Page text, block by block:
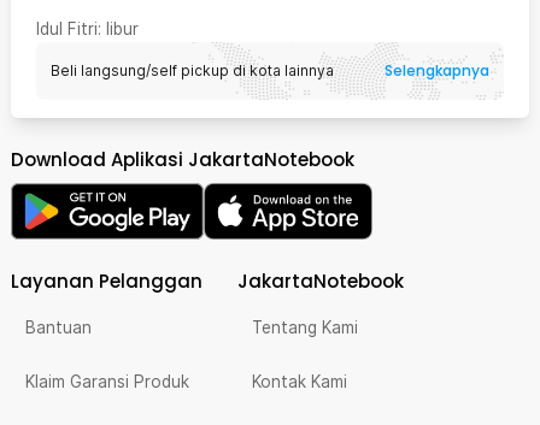
Idul Fitri: libur
Beli langsung/self pickup di kota lainnya Selengkapnya
Download Aplikasi JakartaNotebook
Layanan Pelanggan
Bantuan
Klaim Garansi Produk
JakartaNotebook
Tentang Kami
Kontak Kami